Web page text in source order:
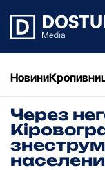
Новини
Через